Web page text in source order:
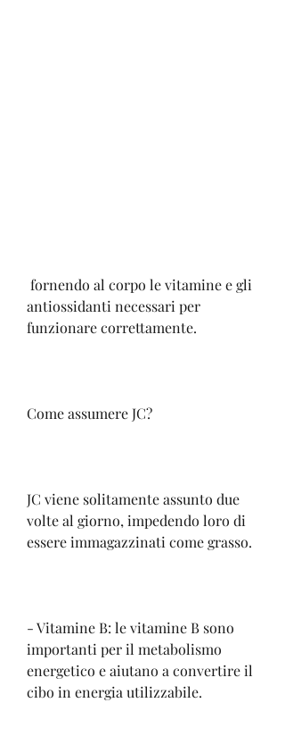
antiossidanti necessari per
funzionare correttamente.
Come assumere JC?
JC viene solitamente assunto due
volte al giorno, impedendo loro di
essere immagazzinati come grasso.
- Vitamine B: le vitamine B sono
importanti per il metabolismo
energetico e aiutano a convertire il
cibo in energia utilizzabile.